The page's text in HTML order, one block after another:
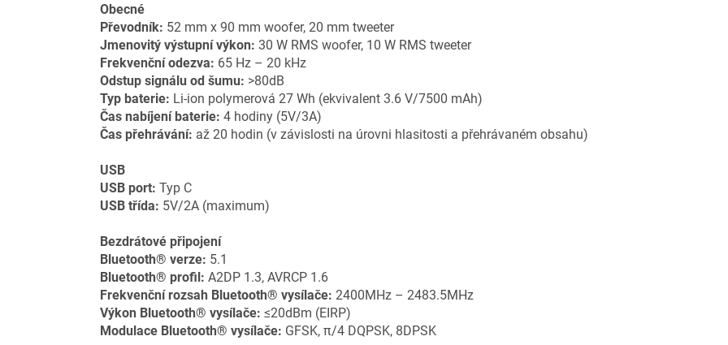
Obecné
Převodník: 52 mm x 90 mm woofer, 20 mm tweeter
Jmenovitý výstupní výkon: 30 W RMS woofer, 10 W RMS tweeter
Frekvenční odezva: 65 Hz – 20 kHz
Odstup signálu od šumu: >80dB
Typ baterie: Li-ion polymerová 27 Wh (ekvivalent 3.6 V/7500 mAh)
Čas nabíjení baterie: 4 hodiny (5V/3A)
Čas přehrávání: až 20 hodin (v závislosti na úrovni hlasitosti a přehrávaném obsahu)
USB
USB port: Typ C
USB třída: 5V/2A (maximum)
Bezdrátové připojení
Bluetooth® verze: 5.1
Bluetooth® profil: A2DP 1.3, AVRCP 1.6
Frekvenční rozsah Bluetooth® vysílače: 2400MHz – 2483.5MHz
Výkon Bluetooth® vysílače: ≤20dBm (EIRP)
Modulace Bluetooth® vysílače: GFSK, π/4 DQPSK, 8DPSK